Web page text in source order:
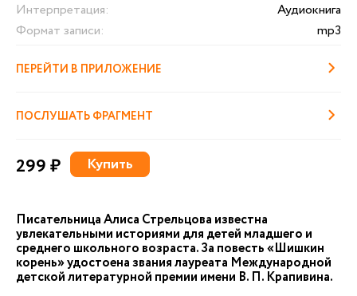
Интерпретация:
Аудиокнига
Формат записи:
mp3
ПЕРЕЙТИ В ПРИЛОЖЕНИЕ
ПОСЛУШАТЬ ФРАГМЕНТ
299 ₽ Купить
Писательница Алиса Стрельцова известна
увлекательными историями для детей младшего и
среднего школьного возраста. За повесть «Шишкин
корень» удостоена звания лауреата Международной
детской литературной премии имени В. П. Крапивина.